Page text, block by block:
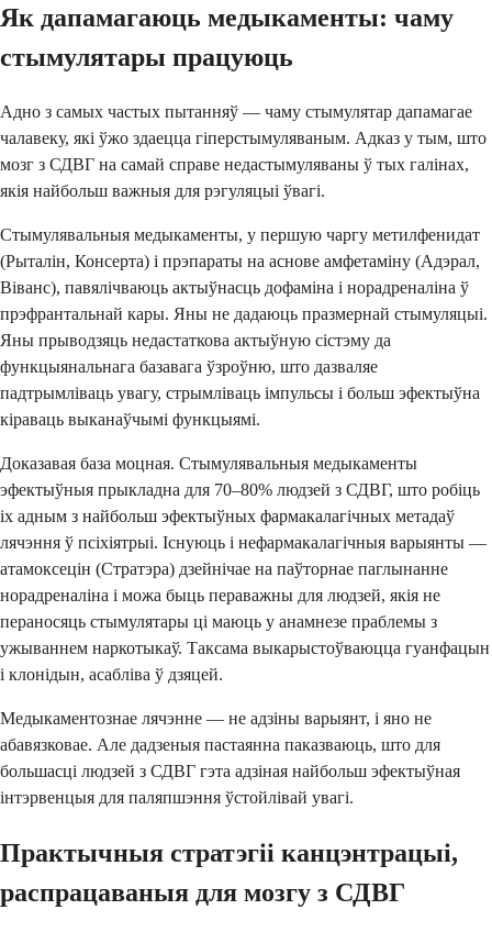
Як дапамагаюць медыкаменты: чаму
стымулятары працуюць
Адно з самых частых пытанняў — чаму стымулятар дапамагае
чалавеку, які ўжо здаецца гіперстымуляваным. Адказ у тым, што
мозг з СДВГ на самай справе недастымуляваны ў тых галінах,
якія найбольш важныя для рэгуляцыі ўвагі.
Стымулявальныя медыкаменты, у першую чаргу метилфенидат
(Рыталін, Консерта) і прэпараты на аснове амфетаміну (Адэрал,
Віванс), павялічваюць актыўнасць дофаміна і норадреналіна ў
прэфрантальнай кары. Яны не дадаюць празмернай стымуляцыі.
Яны прыводзяць недастаткова актыўную сістэму да
функцыянальнага базавага ўзроўню, што дазваляе
падтрымліваць увагу, стрымліваць імпульсы і больш эфектыўна
кіраваць выканаўчымі функцыямі.
Доказавая база моцная. Стымулявальныя медыкаменты
эфектыўныя прыкладна для 70–80% людзей з СДВГ, што робіць
іх адным з найбольш эфектыўных фармакалагічных метадаў
лячэння ў псіхіятрыі. Існуюць і нефармакалагічныя варыянты —
атамоксецін (Стратэра) дзейнічае на паўторнае паглынанне
норадреналіна і можа быць пераважны для людзей, якія не
пераносяць стымулятары ці маюць у анамнезе праблемы з
ужываннем наркотыкаў. Таксама выкарыстоўваюцца гуанфацын
і клонідын, асабліва ў дзяцей.
Медыкаментознае лячэнне — не адзіны варыянт, і яно не
абавязковае. Але дадзеныя пастаянна паказваюць, што для
большасці людзей з СДВГ гэта адзіная найбольш эфектыўная
інтэрвенцыя для паляпшэння ўстойлівай увагі.
Практычныя стратэгіі канцэнтрацыі,
распрацаваныя для мозгу з СДВГ